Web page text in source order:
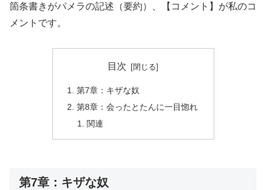
箇条書きがパメラの記述（要約）、【コメント】が私のコ
メントです。
目次
第7章：キザな奴
第8章：会ったとたんに一目惚れ
関連
第7章：キザな奴